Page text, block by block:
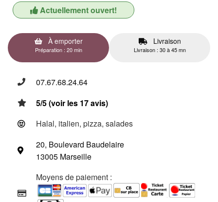
Actuellement ouvert!
À emporter
Préparation : 20 min
Livraison
Livraison : 30 à 45 mn
07.67.68.24.64
5/5 (voir les 17 avis)
Halal, italien, pizza, salades
20, Boulevard Baudelaire
13005 Marseille
Moyens de paiement :